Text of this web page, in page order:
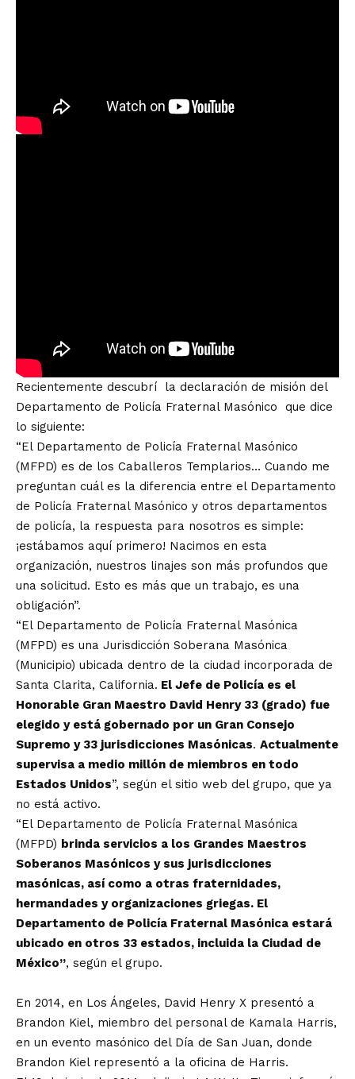
Recientemente descubrí la declaración de misión del
Departamento de Policía Fraternal Masónico que dice
lo siguiente:
“El Departamento de Policía Fraternal Masónico
(MFPD) es de los Caballeros Templarios… Cuando me
preguntan cuál es la diferencia entre el Departamento
de Policía Fraternal Masónico y otros departamentos
de policía, la respuesta para nosotros es simple:
¡estábamos aquí primero! Nacimos en esta
organización, nuestros linajes son más profundos que
una solicitud. Esto es más que un trabajo, es una
obligación”.
“El Departamento de Policía Fraternal Masónica
(MFPD) es una Jurisdicción Soberana Masónica
(Municipio) ubicada dentro de la ciudad incorporada de
Santa Clarita, California. El Jefe de Policía es el
Honorable Gran Maestro David Henry 33 (grado) fue
elegido y está gobernado por un Gran Consejo
Supremo y 33 jurisdicciones Masónicas. Actualmente
supervisa a medio millón de miembros en todo
Estados Unidos”, según el sitio web del grupo, que ya
no está activo.
“El Departamento de Policía Fraternal Masónica
(MFPD) brinda servicios a los Grandes Maestros
Soberanos Masónicos y sus jurisdicciones
masónicas, así como a otras fraternidades,
hermandades y organizaciones griegas. El
Departamento de Policía Fraternal Masónica estará
ubicado en otros 33 estados, incluida la Ciudad de
México”, según el grupo.
En 2014, en Los Ángeles, David Henry X presentó a
Brandon Kiel, miembro del personal de Kamala Harris,
en un evento masónico del Día de San Juan, donde
Brandon Kiel representó a la oficina de Harris.